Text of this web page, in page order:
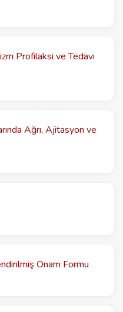
Profilaksi ve Tedavi
Ağrı, Ajitasyon ve
Onam Formu